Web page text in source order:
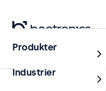
Utendørs
Produkter
Industrier